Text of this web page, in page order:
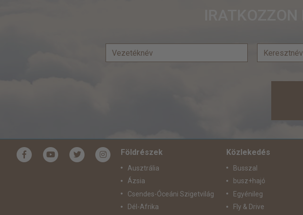
Földrészek
Ausztrália
Ázsia
Csendes-Óceáni Szigetvilág
Dél-Afrika
Közlekedés
Busszal
busz+hajó
Egyénileg
Fly & Drive